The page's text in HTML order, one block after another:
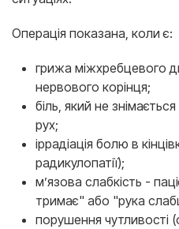
Операція показана, коли є:
грижа міжхребцевого
нервового корінця;
біль, який не
рух;
іррадіація болю в
радикулопатії);
м’язова слабкість -
тримає" або "рука
порушення чутливості